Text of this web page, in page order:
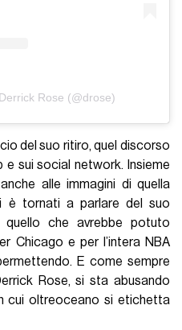
Rose (@drose)
del suo ritiro, quel discorso
e sui social network. Insieme
alle immagini di quella
è tornati a parlare del suo
quello che avrebbe potuto
Chicago e per l’intera NBA
E come sempre
Rose, si sta abusando
cui oltreoceano si etichetta